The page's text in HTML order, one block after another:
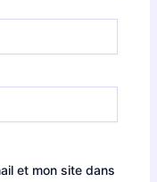
et mon site dans